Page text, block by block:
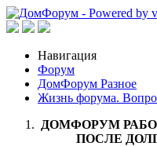
Навигация
Форум
ДомФорум Разное
Жизнь форума.
ДОМФОРУМ
ПОСЛЕ